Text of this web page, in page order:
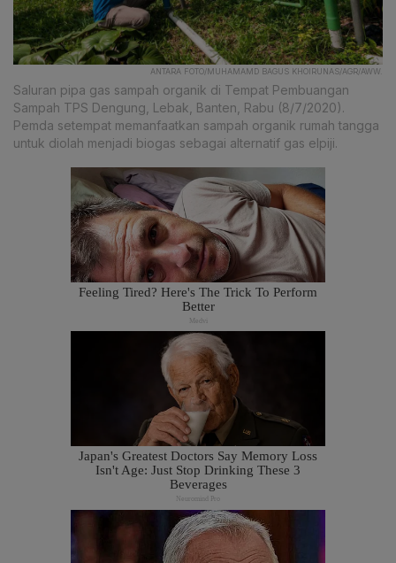
ANTARA FOTO/MUHAMAMD BAGUS KHOIRUNAS/AGR/AWW.
Saluran pipa gas sampah organik di Tempat Pembuangan
Sampah TPS Dengung, Lebak, Banten, Rabu (8/7/2020).
Pemda setempat memanfaatkan sampah organik rumah tangga
untuk diolah menjadi biogas sebagai alternatif gas elpiji.